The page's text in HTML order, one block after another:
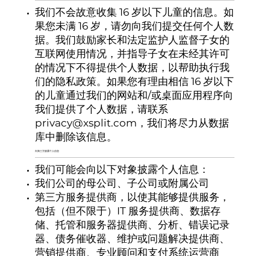
我们不会故意收集 16 岁以下儿童的信息。如
果您未满 16 岁，请勿向我们提交任何个人数
据。我们鼓励家长和法定监护人监督子女的
互联网使用情况，并指导子女在未经其许可
的情况下不得提供个人数据，以帮助执行我
们的隐私政策。如果您有理由相信 16 岁以下
的儿童通过我们的网站和/或桌面应用程序向
我们提供了个人数据，请联系
privacy@xsplit.com ，我们将尽力从数据
库中删除该信息。
向第三方披露个人信息
我们可能会向以下对象披露个人信息：
我们公司的母公司、子公司或附属公司
第三方服务提供商，以使其能够提供服务，
包括（但不限于）IT 服务提供商、数据存
储、托管和服务器提供商、分析、错误记录
器、债务催收器、维护或问题解决提供商、
营销提供商、专业顾问和支付系统运营商